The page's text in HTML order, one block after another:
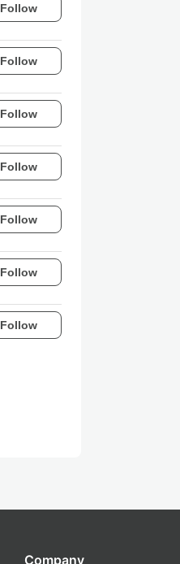
Follow
Follow
Follow
Follow
Follow
Follow
Follow
Company